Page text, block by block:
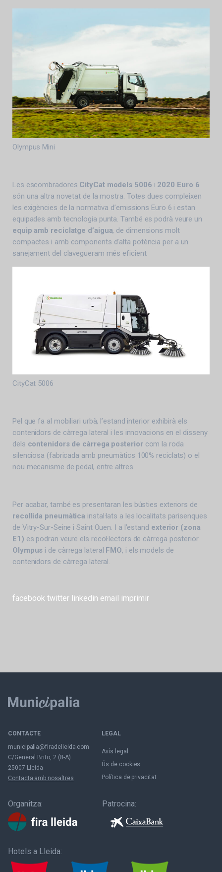
Olympus Mini
Les escombradores CityCat models 5006 i 2020 Euro 6
són una altra novetat de la mostra. Totes dues compleixen
les exigències de la normativa d’emissions Euro 6 i estan
equipades amb tecnologia punta. També es podrà veure un
equip amb reciclatge d’aigua, de dimensions molt
compactes i amb components d’alta potència per a un
sanejament del clavegueram més eficient.
CityCat 5006
Pel que fa al mobiliari urbà, l’estand interior exhibirà els
contenidors de càrrega lateral i les innovacions en el disseny
dels contenidors de càrrega posterior com la roda
silenciosa (fabricada amb pneumàtics 100% reciclats) o el
nou mecanisme de pedal, entre altres.
Per acabar, també es presentaran les bústies exteriors de
recollida pneumàtica instal·lats a les localitats parisenques
de Vitry-Sur-Seine i Saint Ouen. I a l’estand exterior (zona
E1) es podran veure els recol·lectors de càrrega posterior
Olympus i de càrrega lateral FMO, i els models de
contenidors de càrrega lateral.
facebook twitter linkedin email imprimir
CONTACTE
municipalia@firadelleida.com
C/General Brito, 2 (8-A)
25007 Lleida
Contacta amb nosaltres
LEGAL
Avís legal
Ús de cookies
Política de privacitat
Organitza: Patrocina:
Hotels a Lleida: